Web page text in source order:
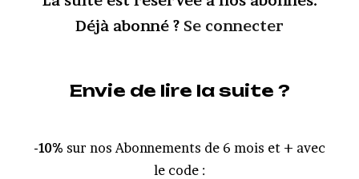
Déjà abonné ? Se connecter
Envie de lire la suite ?
-10% sur nos Abonnements de 6 mois et + avec
le code :